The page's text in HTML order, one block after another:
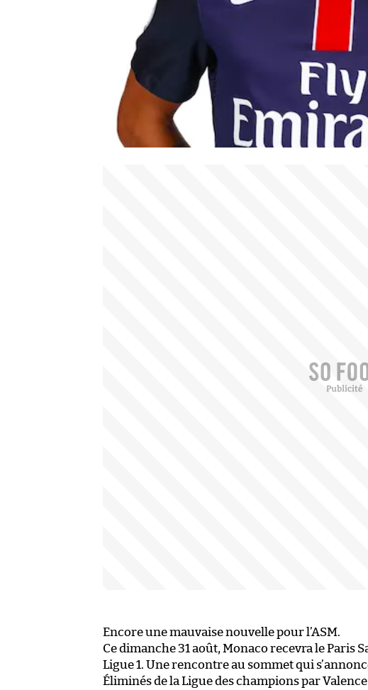
Encore une mauvaise nouvelle pour l’ASM.
Ce dimanche 31 août, Monaco recevra le Paris
Ligue 1. Une rencontre au sommet qui
Éliminés de la Ligue des champions par